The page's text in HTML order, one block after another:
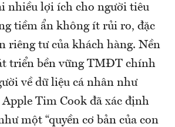
nhiều lợi ích cho người tiêu
tiềm ẩn không ít rủi ro, đặc
riêng tư của khách hàng. Nền
triển bền vững TMĐT chính
về dữ liệu cá nhân như
Tim Cook đã xác định
một “quyền cơ bản của con